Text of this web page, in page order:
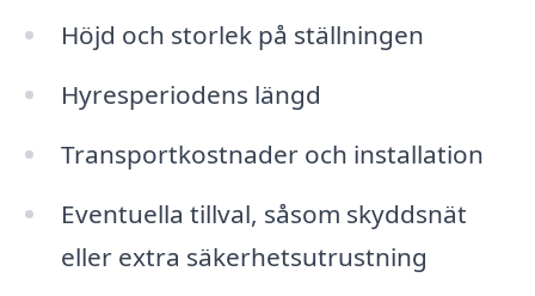
Höjd och storlek på ställningen
Hyresperiodens längd
Transportkostnader och installation
Eventuella tillval, såsom skyddsnät
eller extra säkerhetsutrustning